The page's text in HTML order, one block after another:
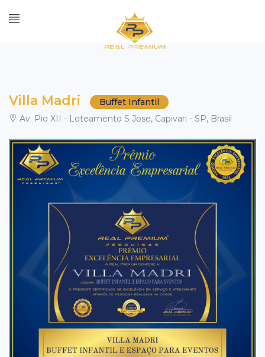
Villa Madri
Buffet Infantil
Av. Pio XII - Loteamento S Jose, Capivari - SP, Brasil